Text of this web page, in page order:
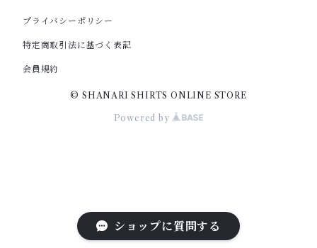
ショップに質問する
プライバシーポリシー
特定商取引法に基づく表記
会員規約
© SHANARI SHIRTS ONLINE STORE
Powered by